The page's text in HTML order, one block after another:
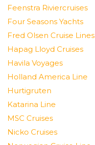
Feenstra Riviercruises
Four Seasons Yachts
Fred Olsen Cruise Lines
Hapag Lloyd Cruises
Havila Voyages
Holland America Line
Hurtigruten
Katarina Line
MSC Cruises
Nicko Cruises